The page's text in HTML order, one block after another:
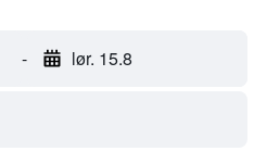
- lør. 15.8